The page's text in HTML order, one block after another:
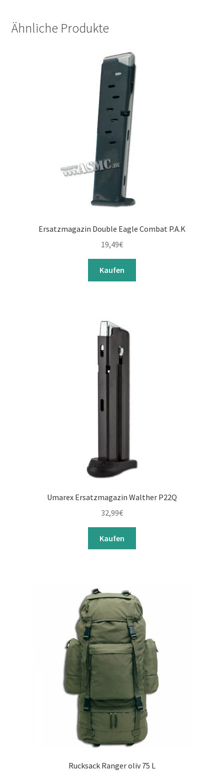
Ähnliche Produkte
Ersatzmagazin Double Eagle Combat P.A.K
19,49€
Kaufen
Umarex Ersatzmagazin Walther P22Q
32,99€
Kaufen
Rucksack Ranger oliv 75 L